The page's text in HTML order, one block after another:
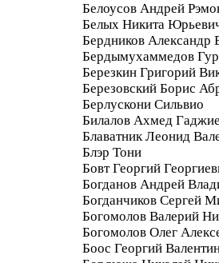
Белоусов Андрей
Белых Никита
Бердников Александр
Бердымухаммедов
Березкин Григорий
Березовский Борис
Берлускони Сильвио
Билалов Ахмед
Блаватник Леонид
Блэр Тони
Бовт Георгий
Богданов Андрей
Богданчиков Сергей
Богомолов Валерий
Богомолов Олег
Боос Георгий